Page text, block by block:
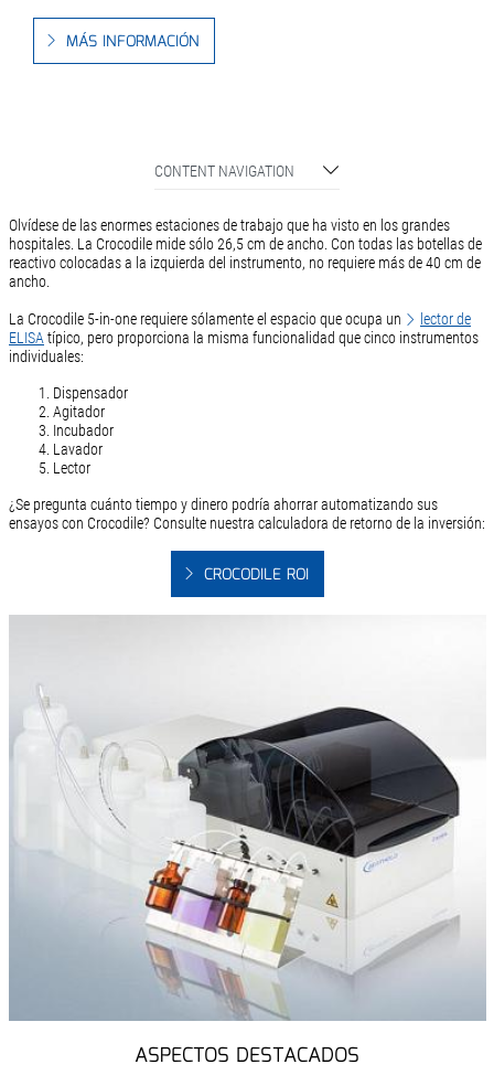
MÁS INFORMACIÓN
CONTENT NAVIGATION
Olvídese de las enormes estaciones de trabajo que ha visto en los grandes
hospitales. La Crocodile mide sólo 26,5 cm de ancho. Con todas las botellas de
reactivo colocadas a la izquierda del instrumento, no requiere más de 40 cm de
ancho.
La Crocodile 5-in-one requiere sólamente el espacio que ocupa un
lector de
ELISA típico, pero proporciona la misma funcionalidad que cinco instrumentos
individuales:
Dispensador
Agitador
Incubador
Lavador
Lector
¿Se pregunta cuánto tiempo y dinero podría ahorrar automatizando sus
ensayos con Crocodile? Consulte nuestra calculadora de retorno de la inversión:
CROCODILE ROI
ASPECTOS DESTACADOS